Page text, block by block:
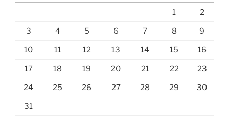
1 2
3 4 5 6 7 8 9
10 11 12 13 14 15 16
17 18 19 20 21 22 23
24 25 26 27 28 29 30
31